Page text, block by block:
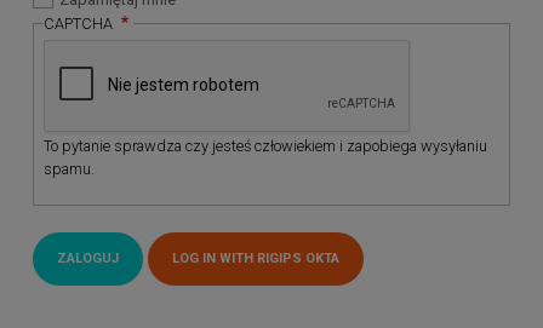
CAPTCHA
To pytanie sprawdza czy jesteś człowiekiem i zapobiega wysyłaniu
spamu.